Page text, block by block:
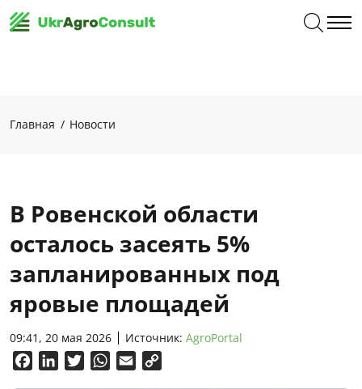
Главная Новости
В Ровенской области
осталось засеять 5%
запланированных под
яровые площадей
09:41, 20 мая 2026 Источник: AgroPortal
FacebookLinkedInTwitterWhatsApp
Email